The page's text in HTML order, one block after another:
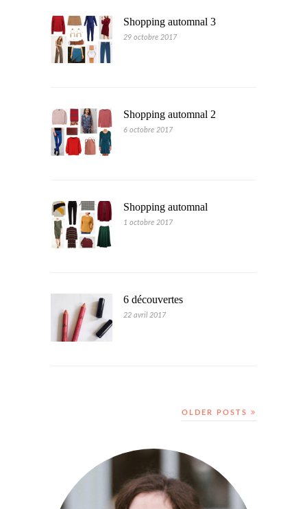
Shopping automnal 3
29 octobre 2017
Shopping automnal 2
6 octobre 2017
Shopping automnal
1 octobre 2017
6 découvertes
22 avril 2017
OLDER POSTS